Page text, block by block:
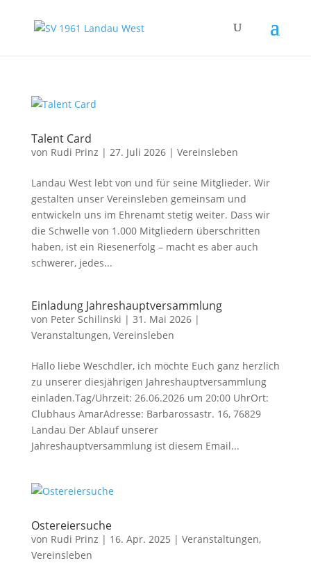
Talent Card
von Rudi Prinz | 27. Juli 2026| Vereinsleben
Landau West lebt von und für seine Mitglieder. Wir
gestalten unser Vereinsleben gemeinsam und
entwickeln uns im Ehrenamt stetig weiter. Dass wir
die Schwelle von 1.000 Mitgliedern überschritten
haben, ist ein Riesenerfolg – macht es aber auch
schwerer, jedes...
Einladung Jahreshauptversammlung
von Peter Schilinski | 31. Mai 2026|
Veranstaltungen, Vereinsleben
Hallo liebe Weschdler, ich möchte Euch ganz herzlich
zu unserer diesjährigen Jahreshauptversammlung
einladen.Tag/Uhrzeit: 26.06.2026 um 20:00 UhrOrt:
Clubhaus AmarAdresse: Barbarossastr. 16, 76829
Landau Der Ablauf unserer
Jahreshauptversammlung ist diesem Email...
Ostereiersuche
von Rudi Prinz | 16. Apr. 2025 | Veranstaltungen,
Vereinsleben